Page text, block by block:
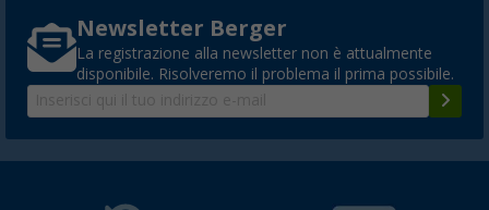
Newsletter Berger
La registrazione alla newsletter non è attualmente
disponibile. Risolveremo il problema il prima possibile.